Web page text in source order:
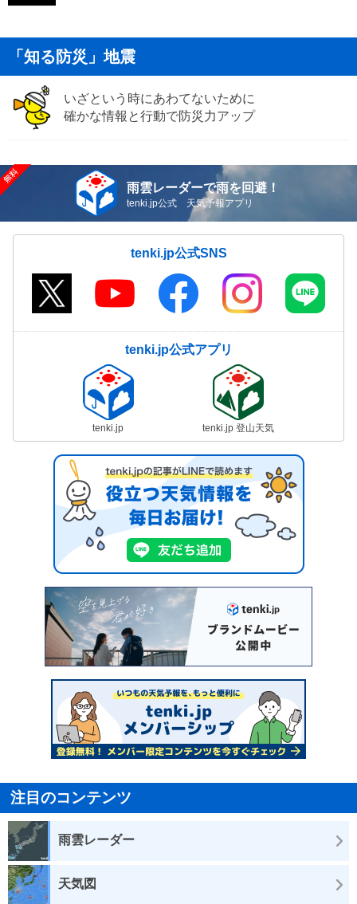
「知る防災」地震
いざという時にあわてないために
確かな情報と行動で防災力アップ
雨雲レーダーで雨を回避！
tenki.jp公式 天気予報アプリ
tenki.jp公式SNS
tenki.jp公式アプリ
tenki.jp tenki.jp 登山天気
注目のコンテンツ
雨雲レーダー
天気図